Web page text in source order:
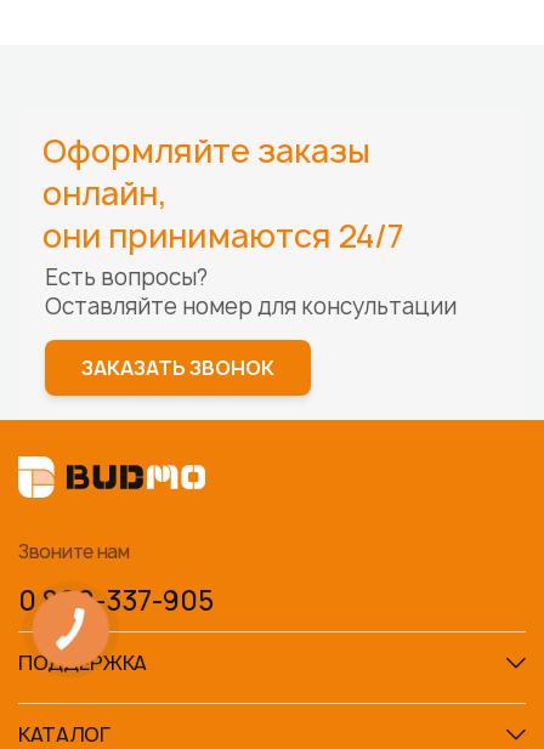
Оформляйте заказы
онлайн,
они принимаются 24/7
Есть вопросы?
Оставляйте номер для консультации
ЗАКАЗАТЬ ЗВОНОК
Звоните нам
0 800-337-905
ПОДДЕРЖКА
КАТАЛОГ